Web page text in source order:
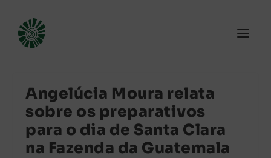
Angelúcia Moura relata
sobre os preparativos
para o dia de Santa Clara
na Fazenda da Guatemala